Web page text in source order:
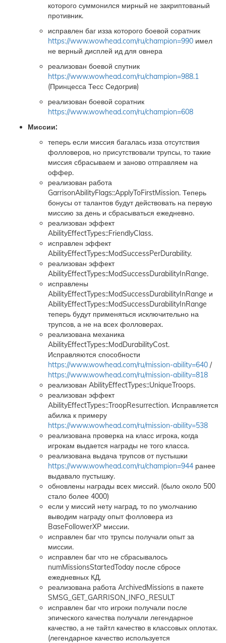
которого суммонился мирный не закриптованый
противник.
исправлен баг изза которого боевой соратник
https://www.wowhead.com/ru/champion=990 имел
не верный дисплей ид для овнера
реализован боевой спутник
https://www.wowhead.com/ru/champion=988.1
(Принцесса Тесс Седогрив)
реализован боевой соратник
https://www.wowhead.com/ru/champion=608
Миссии:
теперь если миссия багалась изза отсутствия
фолловеров, но присутствовали трупсы, то такие
миссия сбрасываем и заново отправляем на
оффер.
реализован работа
GarrisonAbilityFlags::ApplyToFirstMission. Теперь
бонусы от талантов будут действовать на первую
миссию за день и сбрасываться ежедневно.
реализован эффект
AbilityEffectTypes::FriendlyClass.
исправлен эффект
AbilityEffectTypes::ModSuccessPerDurability.
реализован эффект
AbilityEffectTypes::ModSuccessDurabilityInRange.
исправлены
AbilityEffectTypes::ModSuccessDurabilityInRange и
AbilityEffectTypes::ModSuccessDurabilityInRange
теперь будут применяться исключительно на
трупсов, а не на всех фолловерах.
реализована механика
AbilityEffectTypes::ModDurabilityCost.
Исправляются способности
https://www.wowhead.com/ru/mission-ability=640 /
https://www.wowhead.com/ru/mission-ability=818
реализован AbilityEffectTypes::UniqueTroops.
реализован эффект
AbilityEffectTypes::TroopResurrection. Исправляется
абилка к примеру
https://www.wowhead.com/ru/mission-ability=538
реализована проверка на класс игрока, когда
игрокам выдается награды не того класса.
реализована выдача трупсов от пустышки
https://www.wowhead.com/ru/champion=944 ранее
выдавало пустышку.
обновлены награды всех миссий. (было около 500
стало более 4000)
если у миссий нету наград, то по умолчанию
выводим награду опыт фолловера из
BaseFollowerXP миссии.
исправлен баг что трупсы получали опыт за
миссии.
исправлен баг что не сбрасывалось
numMissionsStartedToday после сбросе
ежедневных КД.
реализована работа ArchivedMissions в пакете
SMSG_GET_GARRISON_INFO_RESULT
исправлен баг что игроки получали после
эпического качества получали легендарное
качество, а не тайтл качество в классовых оплотах.
(легендарное качество используется